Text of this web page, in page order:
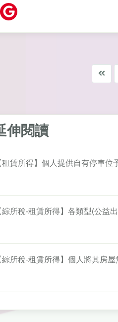
伸閱讀
租賃所得】個人提供自有停車
綜所稅-租賃所得】各類型(公益
綜所稅-租賃所得】個人將其房